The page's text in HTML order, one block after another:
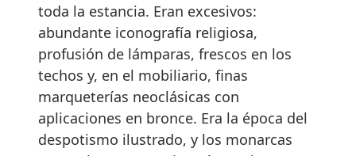
toda la estancia. Eran excesivos:
abundante iconografía religiosa,
profusión de lámparas, frescos en los
techos y, en el mobiliario, finas
marqueterías neoclásicas con
aplicaciones en bronce. Era la época del
despotismo ilustrado, y los monarcas